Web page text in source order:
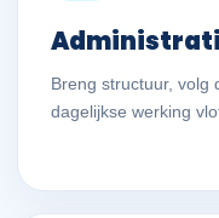
Breng structuur, volg
dagelijkse werking